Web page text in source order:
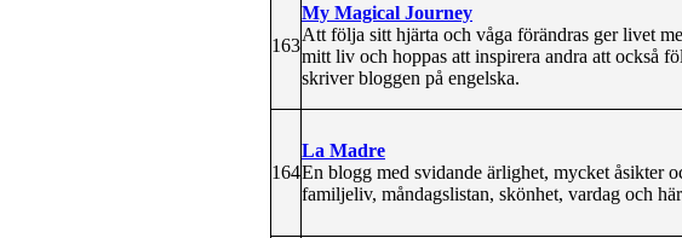
163
My Magical Journey
Att följa sitt hjärta och våga förändras ger livet
mitt liv och hoppas att inspirera andra att också
skriver bloggen på engelska.
164
La Madre
En blogg med svidande ärlighet, mycket åsikter
familjeliv, måndagslistan, skönhet, vardag och